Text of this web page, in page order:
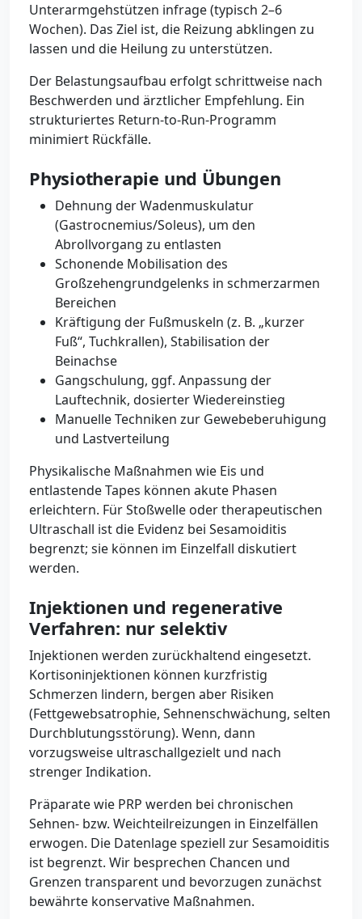
Unterarmgehstützen infrage (typisch 2–6
Wochen). Das Ziel ist, die Reizung abklingen zu
lassen und die Heilung zu unterstützen.
Der Belastungsaufbau erfolgt schrittweise nach
Beschwerden und ärztlicher Empfehlung. Ein
strukturiertes Return-to-Run-Programm
minimiert Rückfälle.
Physiotherapie und Übungen
Dehnung der Wadenmuskulatur
(Gastrocnemius/Soleus), um den
Abrollvorgang zu entlasten
Schonende Mobilisation des
Großzehengrundgelenks in schmerzarmen
Bereichen
Kräftigung der Fußmuskeln (z. B. „kurzer
Fuß“, Tuchkrallen), Stabilisation der
Beinachse
Gangschulung, ggf. Anpassung der
Lauftechnik, dosierter Wiedereinstieg
Manuelle Techniken zur Gewebeberuhigung
und Lastverteilung
Physikalische Maßnahmen wie Eis und
entlastende Tapes können akute Phasen
erleichtern. Für Stoßwelle oder therapeutischen
Ultraschall ist die Evidenz bei Sesamoiditis
begrenzt; sie können im Einzelfall diskutiert
werden.
Injektionen und regenerative
Verfahren: nur selektiv
Injektionen werden zurückhaltend eingesetzt.
Kortisoninjektionen können kurzfristig
Schmerzen lindern, bergen aber Risiken
(Fettgewebsatrophie, Sehnenschwächung, selten
Durchblutungsstörung). Wenn, dann
vorzugsweise ultraschallgezielt und nach
strenger Indikation.
Präparate wie PRP werden bei chronischen
Sehnen- bzw. Weichteilreizungen in Einzelfällen
erwogen. Die Datenlage speziell zur Sesamoiditis
ist begrenzt. Wir besprechen Chancen und
Grenzen transparent und bevorzugen zunächst
bewährte konservative Maßnahmen.